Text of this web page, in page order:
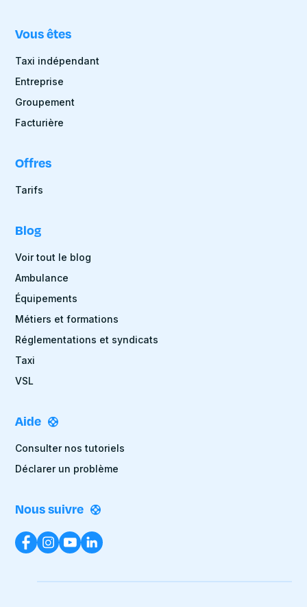
Vous êtes
Taxi indépendant
Entreprise
Groupement
Facturière
Offres
Tarifs
Blog
Voir tout le blog
Ambulance
Équipements
Métiers et formations
Réglementations et syndicats
Taxi
VSL
Aide
Consulter nos tutoriels
Déclarer un problème
Nous suivre